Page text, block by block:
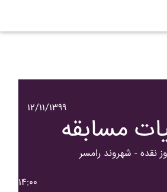
۱۲/۱۱/۱۳۹۹
مسابقه
نقده - شهروند رامسر
۱۴:۰۰